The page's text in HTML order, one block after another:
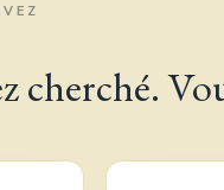
cherché.